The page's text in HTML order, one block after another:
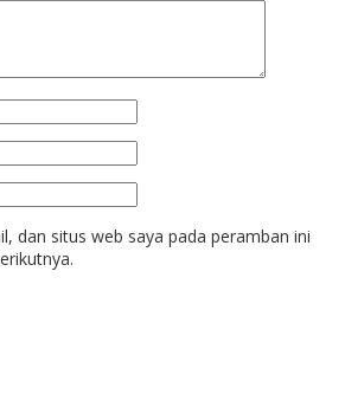
dan situs web saya pada peramban ini